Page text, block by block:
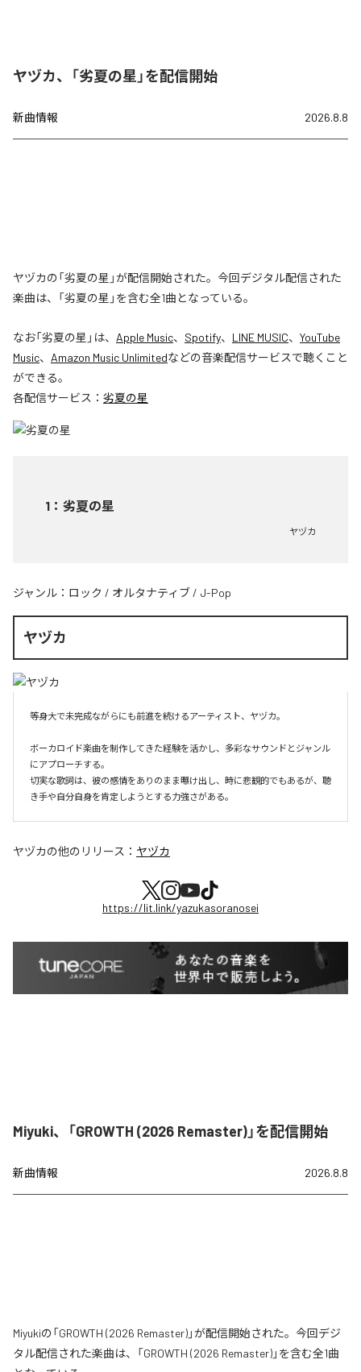
ヤヅカ、「劣夏の星」を配信開始
新曲情報 2026.8.8
ヤヅカの「劣夏の星」が配信開始された。今回デジタル配信された
楽曲は、「劣夏の星」を含む全1曲となっている。
なお「劣夏の星 」は、 Apple Music、 Spotify、 LINE MUSIC、 YouTube
Music、 Amazon Music Unlimitedなどの音楽配信サービスで聴くこと
ができる。
各配信サービス： 劣夏の星
1 ： 劣夏の星
ヤヅカ
ジャンル： ロック / オルタナティブ / J-Pop
ヤヅカ
等身大で未完成ながらにも前進を続けるアーティスト、ヤヅカ。
ボーカロイド楽曲を制作してきた経験を活かし、多彩なサウンドとジャンル
にアプローチする。
切実な歌詞は、彼の感情をありのまま曝け出し、時に悲観的でもあるが、聴
き手や自分自身を肯定しようとする力強さがある。
ヤヅカの他のリリース： ヤヅカ
https://lit.link/yazukasoranosei
Miyuki、「GROWTH (2026 Remaster)」を配信開始
新曲情報 2026.8.8
Miyukiの「GROWTH (2026 Remaster)」が配信開始された。今回デジ
タル配信された楽曲は、「GROWTH (2026 Remaster)」を含む全1曲